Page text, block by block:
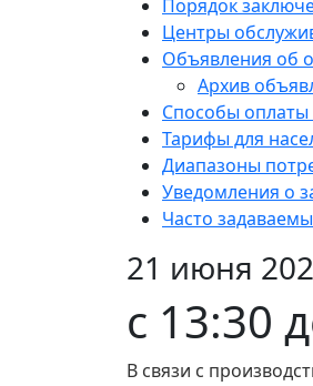
Порядок
Центры
Объявления об
Архив
Способы оплаты
Тарифы для
Диапазоны
Уведомления о
Часто
21 июня
с 13:30
В связи с